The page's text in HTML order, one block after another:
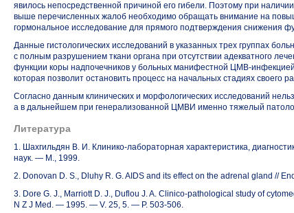
явилось непосредственной причиной его гибели. Поэтому при
выше перечисленных жалоб необходимо обращать внимание на
гормональное исследование для прямого подтверждения снижения
Данные гистологических исследований в указанных трех группах
с полным разрушением ткани органа при отсутствии адекватного
функции коры надпочечников у больных манифестной ЦМВ-инфекцией
которая позволит остановить процесс на начальных стадиях своего
Согласно данным клинических и морфологических исследований
а в дальнейшем при генерализованной ЦМВИ именно тяжелый
Литература
1. Шахгильдян В. И. Клинико-лабораторная характеристика,
наук. — М., 1999.
2. Donovan D. S., Dluhy R. G. AIDS and its effect on the adrenal gland //
3. Dore G. J., Marriott D. J., Duflou J. A. Clinico-pathological study of
N Z J Med. — 1995. — V. 25, 5. — P. 503-506.